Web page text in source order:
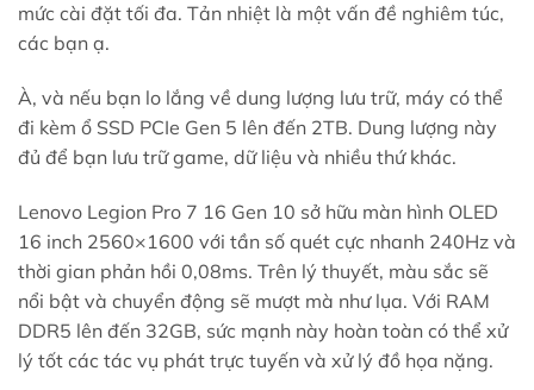
mức cài đặt tối đa. Tản nhiệt là một vấn đề nghiêm túc,
các bạn ạ.
À, và nếu bạn lo lắng về dung lượng lưu trữ, máy có thể
đi kèm ổ SSD PCIe Gen 5 lên đến 2TB. Dung lượng này
đủ để bạn lưu trữ game, dữ liệu và nhiều thứ khác.
Lenovo Legion Pro 7 16 Gen 10 sở hữu màn hình OLED
16 inch 2560×1600 với tần số quét cực nhanh 240Hz và
thời gian phản hồi 0,08ms. Trên lý thuyết, màu sắc sẽ
nổi bật và chuyển động sẽ mượt mà như lụa. Với RAM
DDR5 lên đến 32GB, sức mạnh này hoàn toàn có thể xử
lý tốt các tác vụ phát trực tuyến và xử lý đồ họa nặng.